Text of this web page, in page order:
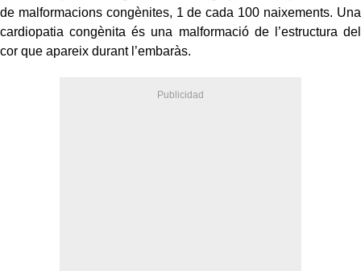
de malformacions congènites, 1 de cada 100 naixements. Una
cardiopatia congènita és una malformació de l’estructura del
cor que apareix durant l’embaràs.